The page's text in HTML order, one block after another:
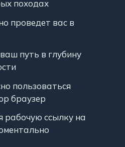
походах
проведет вас в
путь в глубину
пользоваться
браузер
рабочую ссылку на